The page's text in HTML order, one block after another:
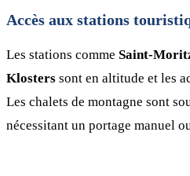
Accès aux stations
Les stations comme Saint-
Klosters sont en altitude et les
Les chalets de montagne sont
nécessitant un portage manuel